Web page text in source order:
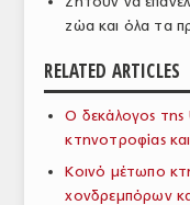
ΠΑΡΑΓΩΓΗ & ΕΜΠΟΡΙΑ
ΠΡΩΤΕΣ ΥΛΕΣ
ΕΞΟΠΛΙΣΜΟΣ
ζώα και όλα τα
RELATED ARTICLES
Ο δεκάλογος της
κτηνοτροφίας
Κοινό μέτωπο
χονδρεμπόρων